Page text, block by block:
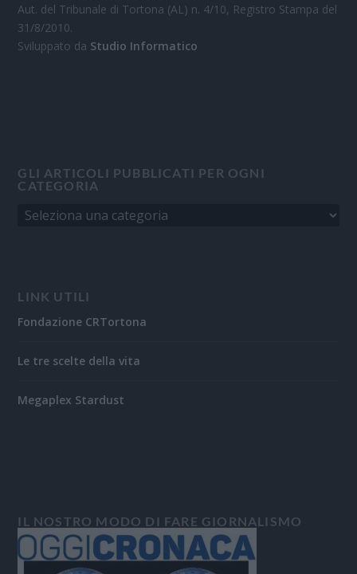
Aut. del Tribunale di Tortona (AL) n. 4/10, Registro Stampa del
31/8/2010.
Sviluppato da Studio Informatico
GLI ARTICOLI PUBBLICATI PER OGNI
CATEGORIA
LINK UTILI
Fondazione CRTortona
Le tre scelte della vita
Megaplex Stardust
IL NOSTRO MODO DI FARE GIORNALISMO